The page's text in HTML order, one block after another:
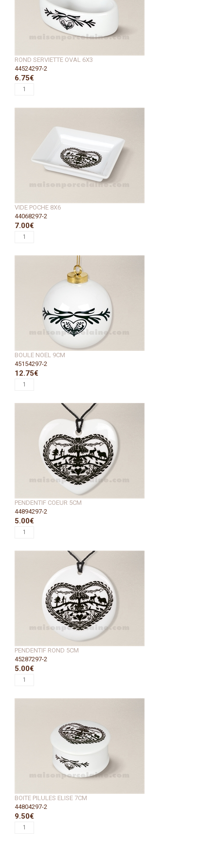
ROND SERVIETTE OVAL 6X3
44524297-2
6.75€
VIDE POCHE 8X6
44068297-2
7.00€
BOULE NOEL 9CM
45154297-2
12.75€
PENDENTIF COEUR 5CM
44894297-2
5.00€
PENDENTIF ROND 5CM
45287297-2
5.00€
BOITE PILULES ELISE 7CM
44804297-2
9.50€